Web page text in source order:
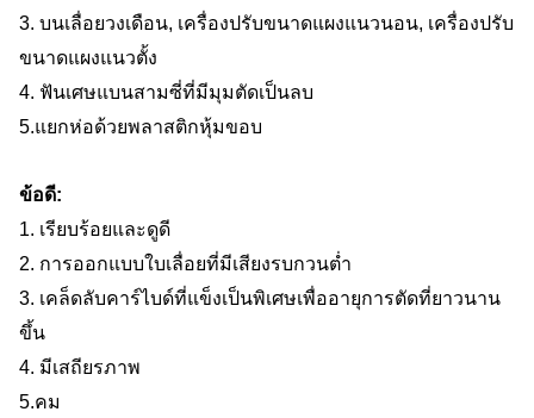
3. บนเลื่อยวงเดือน, เครื่องปรับขนาดแผงแนวนอน, เครื่องปรับ
ขนาดแผงแนวตั้ง
4. ฟันเศษแบนสามซี่ที่มีมุมตัดเป็นลบ
5.แยกห่อด้วยพลาสติกหุ้มขอบ
ข้อดี:
1. เรียบร้อยและดูดี
2. การออกแบบใบเลื่อยที่มีเสียงรบกวนต่ำ
3. เคล็ดลับคาร์ไบด์ที่แข็งเป็นพิเศษเพื่ออายุการตัดที่ยาวนาน
ขึ้น
4. มีเสถียรภาพ
5.คม